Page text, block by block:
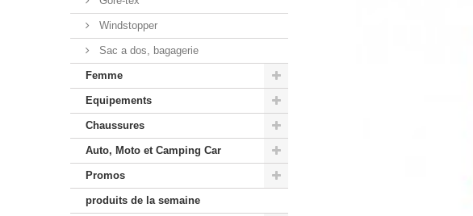
Windstopper
Sac a dos, bagagerie
Femme
Equipements
Chaussures
Auto, Moto et Camping Car
Promos
produits de la semaine